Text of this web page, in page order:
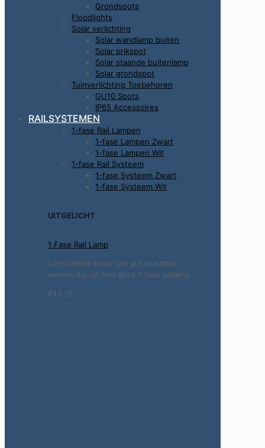
Grondspots
Floodlights
Solar verlichting
Solar wandlamp buiten
Solar prikspot
Solar staande buitenlamp
Solar grondspot
Tuinverlichting Toebehoren
GU10 Spots
IP65 Accessoires
RAILSYSTEMEN
1-fase Rail Lampen
1-fase Lampen Zwart
1-fase Lampen Wit
1-fase Rail Systeem
1-fase Systeem Zwart
1-fase Systeem Wit
UITGELICHT
1 Fase Rail Lamp
Licht iedere hoek van je huiskamer
eenvoudig uit met deze 1 fase raillamp.
€13,75